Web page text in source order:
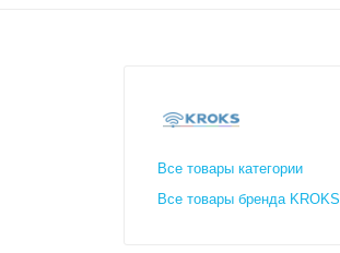
Все товары категории
Все товары бренда KROKS